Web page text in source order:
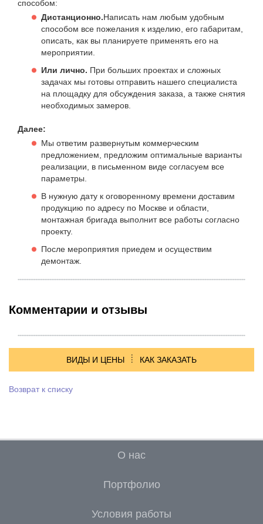
способом:
Дистанционно.Написать нам любым удобным
способом все пожелания к изделию, его габаритам,
описать, как вы планируете применять его на
мероприятии.
Или лично. При больших проектах и сложных
задачах мы готовы отправить нашего специалиста
на площадку для обсуждения заказа, а также снятия
необходимых замеров.
Далее:
Мы ответим развернутым коммерческим
предложением, предложим оптимальные варианты
реализации, в письменном виде согласуем все
параметры.
В нужную дату к оговоренному времени доставим
продукцию по адресу по Москве и области,
монтажная бригада выполнит все работы согласно
проекту.
После мероприятия приедем и осуществим
демонтаж.
Комментарии и отзывы
ВИДЫ И ЦЕНЫ КАК ЗАКАЗАТЬ
Возврат к списку
О нас
Портфолио
Условия работы